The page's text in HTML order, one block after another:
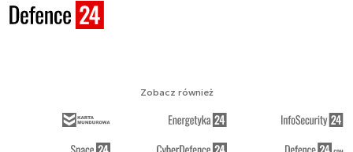
Zobacz również